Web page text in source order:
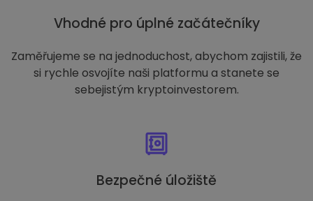
Vhodné pro úplné začátečníky
Zaměřujeme se na jednoduchost, abychom zajistili, že
si rychle osvojíte naši platformu a stanete se
sebejistým kryptoinvestorem.
Bezpečné úložiště